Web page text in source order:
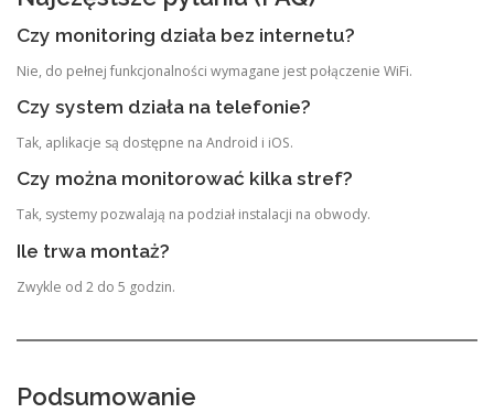
Czy monitoring działa bez internetu?
Nie, do pełnej funkcjonalności wymagane jest połączenie WiFi.
Czy system działa na telefonie?
Tak, aplikacje są dostępne na Android i iOS.
Czy można monitorować kilka stref?
Tak, systemy pozwalają na podział instalacji na obwody.
Ile trwa montaż?
Zwykle od 2 do 5 godzin.
Podsumowanie